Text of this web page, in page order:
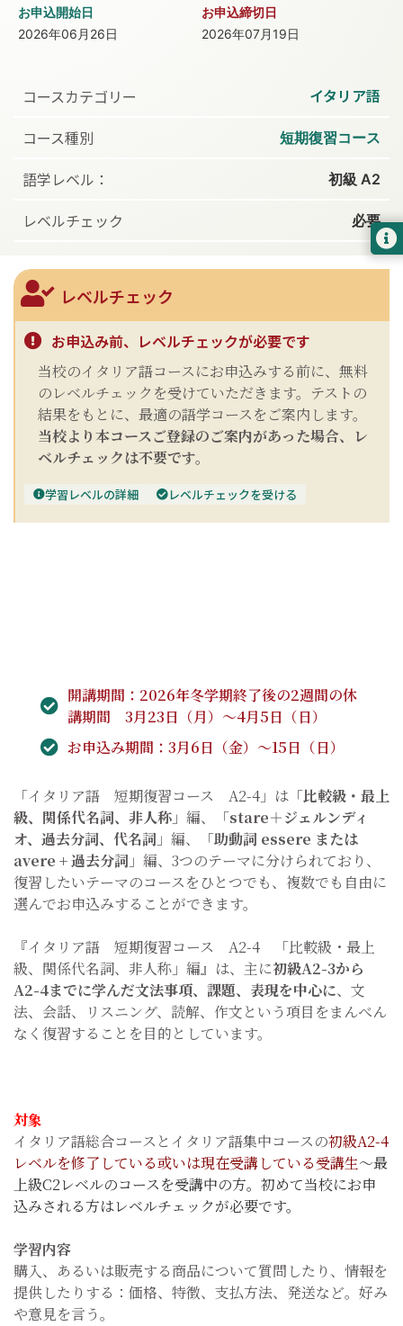
お申込開始日
2026年06月26日
お申込締切日
2026年07月19日
コースカテゴリー
イタリア語
コース種別
短期復習コース
語学レベル： 初級 A2
レベルチェック 必要
レベルチェック
お申込み前、レベルチェックが必要です
当校のイタリア語コースにお申込みする前に、無料
のレベルチェックを受けていただきます。テストの
結果をもとに、最適の語学コースをご案内します。
当校より本コースご登録のご案内があった場合、レ
ベルチェックは不要です。
学習レベルの詳細 レベルチェックを受ける
開講期間：2026年冬学期終了後の2週間の休
講期間 3月23日（月）～4月5日（日）
お申込み期間：3月6日（金）～15日（日）
「イタリア語 短期復習コース A2-4」は「比較級・最上
級、関係代名詞、非人称 」編、「stare＋ジェルンディ
オ、過去分詞、代名詞 」編、「助動詞 essere または
avere + 過去分詞 」編、3つのテーマに分けられており、
復習したいテーマのコースをひとつでも、複数でも自由に
選んでお申込みすることができます。
『イタリア語 短期復習コース A2-4 「比較級・最上
級、関係代名詞、非人称」編』は、主に初級A2-3から
A2-4までに学んだ文法事項、課題、表現を中心に、文
法、会話、リスニング、読解、作文という項目をまんべん
なく復習することを目的としています。
対象
イタリア語総合コースとイタリア語集中コースの初級A2-4
レベルを修了している或いは現在受講している受講生～最
上級C2レベルのコースを受講中の方。初めて当校にお申
込みされる方はレベルチェックが必要です。
学習内容
購入、あるいは販売する商品について質問したり、情報を
提供したりする：価格、特徴、支払方法、発送など。好み
や意見を言う。